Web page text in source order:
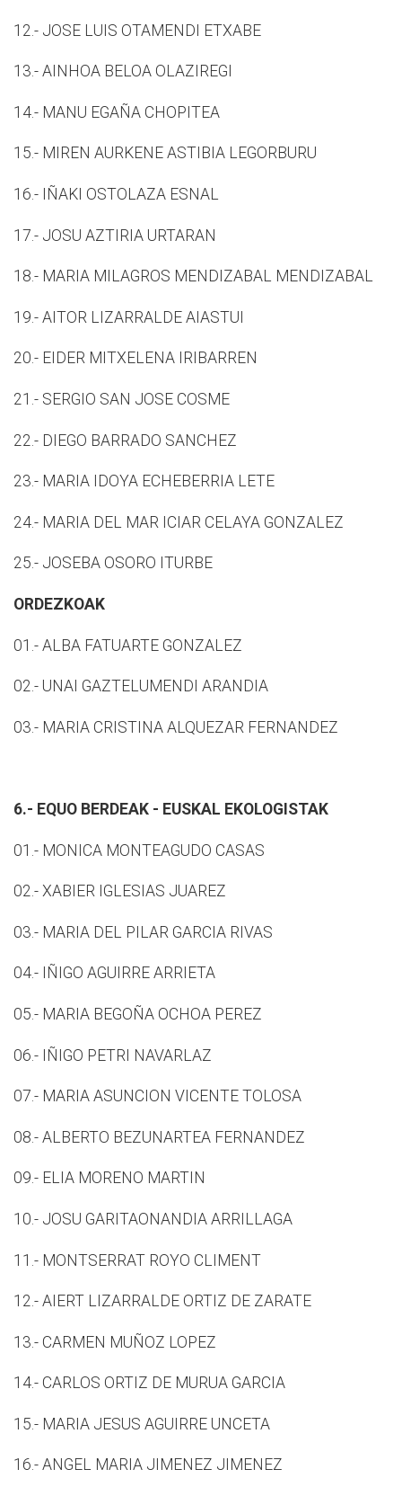
12.- JOSE LUIS OTAMENDI ETXABE
13.- AINHOA BELOA OLAZIREGI
14.- MANU EGAÑA CHOPITEA
15.- MIREN AURKENE ASTIBIA LEGORBURU
16.- IÑAKI OSTOLAZA ESNAL
17.- JOSU AZTIRIA URTARAN
18.- MARIA MILAGROS MENDIZABAL MENDIZABAL
19.- AITOR LIZARRALDE AIASTUI
20.- EIDER MITXELENA IRIBARREN
21.- SERGIO SAN JOSE COSME
22.- DIEGO BARRADO SANCHEZ
23.- MARIA IDOYA ECHEBERRIA LETE
24.- MARIA DEL MAR ICIAR CELAYA GONZALEZ
25.- JOSEBA OSORO ITURBE
ORDEZKOAK
01.- ALBA FATUARTE GONZALEZ
02.- UNAI GAZTELUMENDI ARANDIA
03.- MARIA CRISTINA ALQUEZAR FERNANDEZ
6.- EQUO BERDEAK - EUSKAL EKOLOGISTAK
01.- MONICA MONTEAGUDO CASAS
02.- XABIER IGLESIAS JUAREZ
03.- MARIA DEL PILAR GARCIA RIVAS
04.- IÑIGO AGUIRRE ARRIETA
05.- MARIA BEGOÑA OCHOA PEREZ
06.- IÑIGO PETRI NAVARLAZ
07.- MARIA ASUNCION VICENTE TOLOSA
08.- ALBERTO BEZUNARTEA FERNANDEZ
09.- ELIA MORENO MARTIN
10.- JOSU GARITAONANDIA ARRILLAGA
11.- MONTSERRAT ROYO CLIMENT
12.- AIERT LIZARRALDE ORTIZ DE ZARATE
13.- CARMEN MUÑOZ LOPEZ
14.- CARLOS ORTIZ DE MURUA GARCIA
15.- MARIA JESUS AGUIRRE UNCETA
16.- ANGEL MARIA JIMENEZ JIMENEZ